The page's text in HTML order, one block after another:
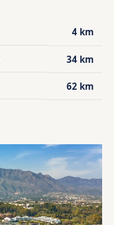
4 km
34 km
62 km